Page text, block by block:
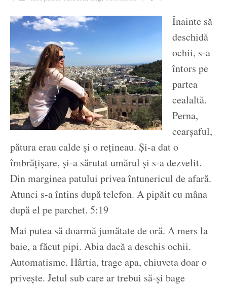
Ziua culorii
Înainte să
deschidă
ochii, s-a
întors pe
partea
cealaltă.
Perna,
cearșaful,
pătura erau calde și o rețineau. Și-a dat o
îmbrățișare, și-a sărutat umărul și s-a dezvelit.
Din marginea patului privea întunericul de afară.
Atunci s-a întins după telefon. A pipăit cu mâna
după el pe parchet. 5:19
Mai putea să doarmă jumătate de oră. A mers la
baie, a făcut pipi. Abia dacă a deschis ochii.
Automatisme. Hârtia, trage apa, chiuveta doar o
privește. Jetul sub care ar trebui să-și bage